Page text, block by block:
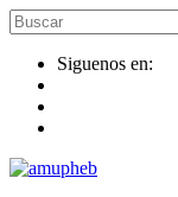
Saltar
al
contenidoSiguenos en: